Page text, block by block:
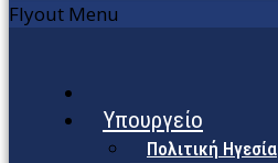
Flyout Menu
Υπουργείο
Πολιτική Ηγεσία